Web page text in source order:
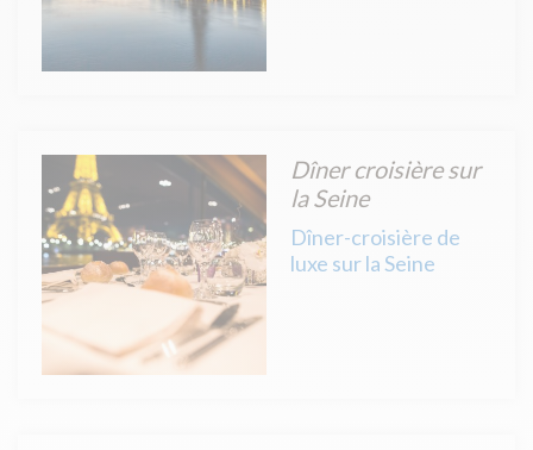
Dîner croisière sur
la Seine
Dîner-croisière de
luxe sur la Seine